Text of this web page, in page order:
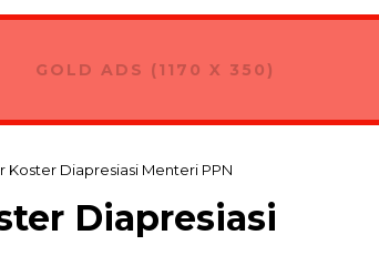
GOLD ADS (1170 X 350)
Koster Diapresiasi Menteri PPN
Diapresiasi